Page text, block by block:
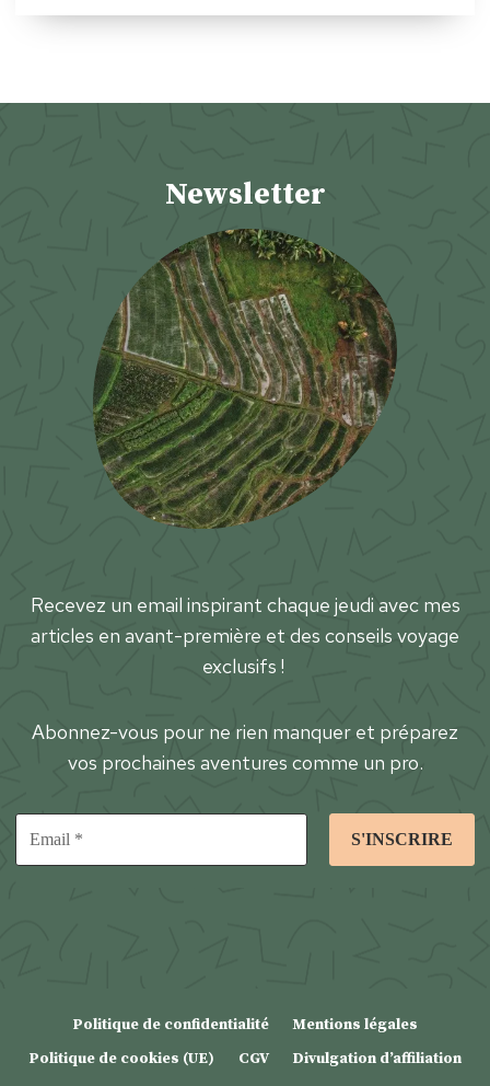
Newsletter
Recevez un email inspirant chaque jeudi avec mes
articles en avant-première et des conseils voyage
exclusifs !
Abonnez-vous pour ne rien manquer et préparez
vos prochaines aventures comme un pro.
Politique de confidentialité
Mentions légales
Politique de cookies (UE)
CGV Divulgation d’affiliation